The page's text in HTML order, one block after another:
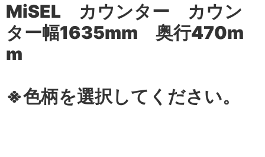
MiSEL カウンター カウン
ター幅1635mm 奥行470m
m
※色柄を選択してください。